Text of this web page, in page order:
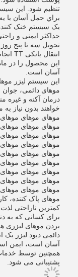
براي حمل آسان با
یک سیستم خنک
حداکثر ایمنی و
تحویل سه تا پنج
این محصول را در
آسان است.
این سیستم لیزر
موهای دائمی،
درمان آکنه و
خواهند بدون نیاز
موهای موهای
موهای موهای
موهای موهای
موهای موهای
موهای موهای
موهای موهای
موهای موهای
موهای موهای
موهای موهای موهای
موهای پاک کننده،
کمترین ناراحتی لذت
برای کسانی که به
دائمی دیود لیزر
آسان است، ایمن است
پشتیبانی می شود.